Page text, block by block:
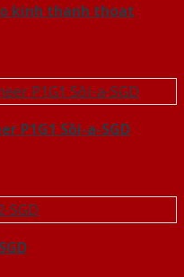
o kinh thanh thoat
P1G1 Sồi-a-SGD